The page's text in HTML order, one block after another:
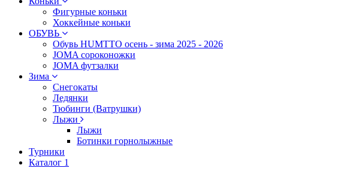
Фигурные коньки
Хоккейные коньки
ОБУВЬ
Обувь HUMTTO осень - зима 2025 - 2026
JOMA сороконожки
JOMA футзалки
Зима
Снегокаты
Ледянки
Тюбинги (Ватрушки)
Лыжи
Лыжи
Ботинки горнолыжные
Турники
Каталог 1